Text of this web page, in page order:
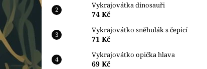
Vykrajovátka dinosauři
74 Kč
Vykrajovátko sněhulák s čepicí
71 Kč
Vykrajovátko opička hlava
69 Kč